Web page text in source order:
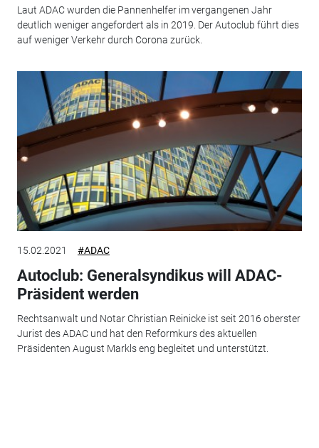
Laut ADAC wurden die Pannenhelfer im vergangenen Jahr
deutlich weniger angefordert als in 2019. Der Autoclub führt dies
auf weniger Verkehr durch Corona zurück.
15.02.2021 #ADAC
Autoclub: Generalsyndikus will ADAC-
Präsident werden
Rechtsanwalt und Notar Christian Reinicke ist seit 2016 oberster
Jurist des ADAC und hat den Reformkurs des aktuellen
Präsidenten August Markls eng begleitet und unterstützt.